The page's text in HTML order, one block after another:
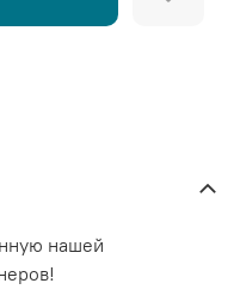
нашей